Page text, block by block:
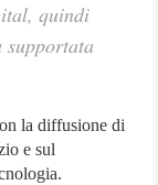
quindi
supportata
la diffusione di
e sul